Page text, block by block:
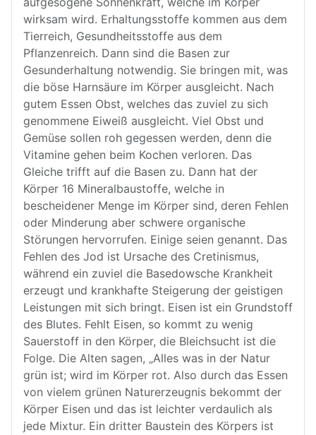
wirksam wird. Erhaltungsstoffe kommen aus dem
Tierreich, Gesundheitsstoffe aus dem
Pflanzenreich. Dann sind die Basen zur
Gesunderhaltung notwendig. Sie bringen mit, was
die böse Harnsäure im Körper ausgleicht. Nach
gutem Essen Obst, welches das zuviel zu sich
genommene Eiweiß ausgleicht. Viel Obst und
Gemüse sollen roh gegessen werden, denn die
Vitamine gehen beim Kochen verloren. Das
Gleiche trifft auf die Basen zu. Dann hat der
Körper 16 Mineralbaustoffe, welche in
bescheidener Menge im Körper sind, deren Fehlen
oder Minderung aber schwere organische
Störungen hervorrufen. Einige seien genannt. Das
Fehlen des Jod ist Ursache des Cretinismus,
während ein zuviel die Basedowsche Krankheit
erzeugt und krankhafte Steigerung der geistigen
Leistungen mit sich bringt. Eisen ist ein Grundstoff
des Blutes. Fehlt Eisen, so kommt zu wenig
Sauerstoff in den Körper, die Bleichsucht ist die
Folge. Die Alten sagen, „Alles was in der Natur
grün ist; wird im Körper rot. Also durch das Essen
von vielem grünen Naturerzeugnis bekommt der
Körper Eisen und das ist leichter verdaulich als
jede Mixtur. Ein dritter Baustein des Körpers ist